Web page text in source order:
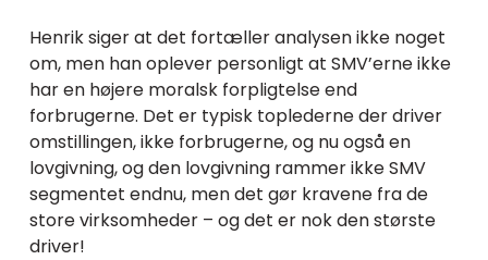
Henrik siger at det fortæller analysen ikke noget
om, men han oplever personligt at SMV’erne ikke
har en højere moralsk forpligtelse end
forbrugerne. Det er typisk toplederne der driver
omstillingen, ikke forbrugerne, og nu også en
lovgivning, og den lovgivning rammer ikke SMV
segmentet endnu, men det gør kravene fra de
store virksomheder – og det er nok den største
driver!